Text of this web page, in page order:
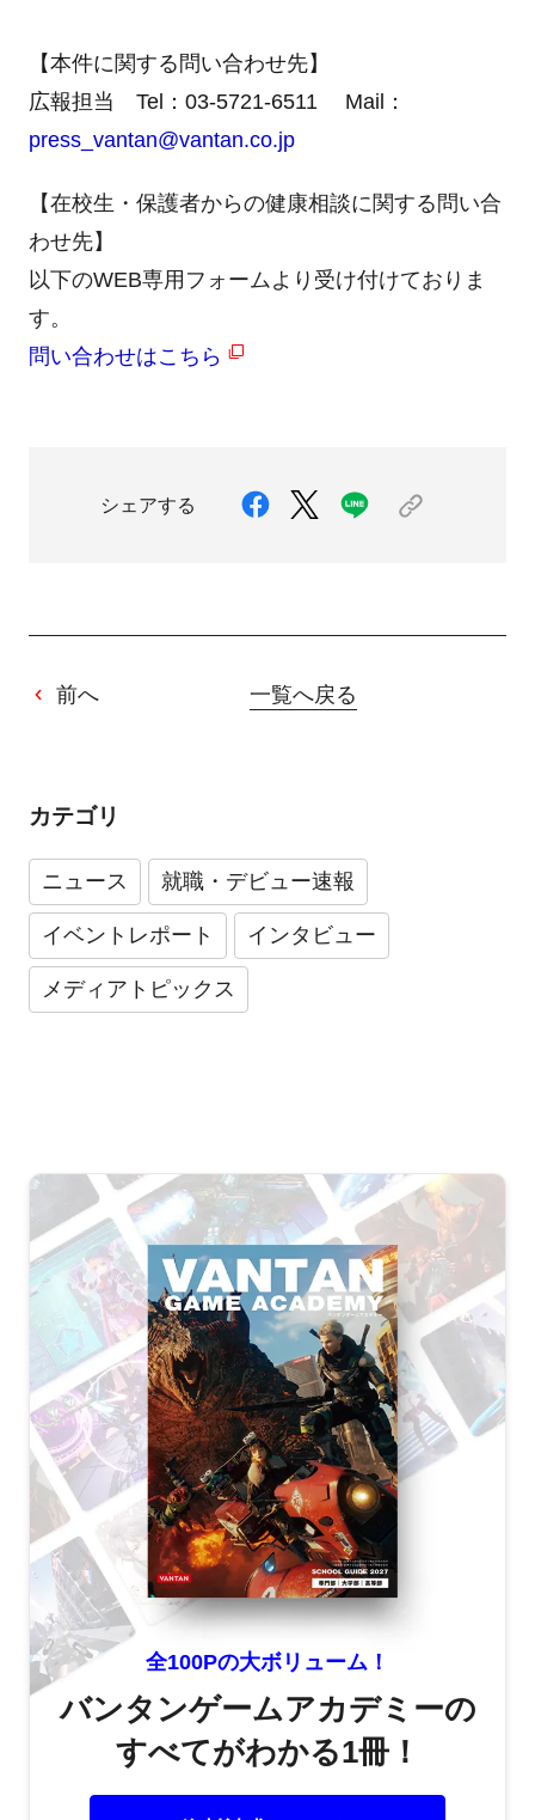
【本件に関する問い合わせ先】
広報担当 Tel：03-5721-6511 Mail：
press_vantan@vantan.co.jp
【在校生・保護者からの健康相談に関する問い合
わせ先】
以下のWEB専用フォームより受け付けておりま
す。
問い合わせはこちら
シェアする
前へ 一覧へ戻る
カテゴリ
ニュース 就職・デビュー速報
イベントレポート インタビュー
メディアトピックス
全100Pの大ボリューム！
バンタンゲームアカデミーの
すべてがわかる1冊！